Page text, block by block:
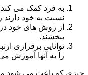
به فرد کمک می
نسبت به خود دارند
از روش های خود
ببخشند.
توانایی برقراری
را به آنها آموزش
چیزی که باعث می شود